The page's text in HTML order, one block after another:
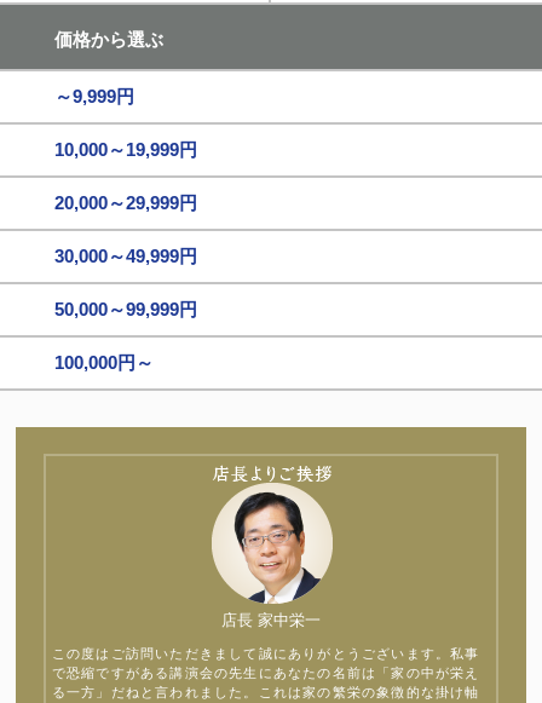
価格から選ぶ
～9,999円
10,000～19,999円
20,000～29,999円
30,000～49,999円
50,000～99,999円
100,000円～
店長 家中栄一
この度はご訪問いただきまして誠にありがとうございます。私事
で恐縮ですがある講演会の先生にあなたの名前は「家の中が栄え
る一方」だねと言われました。これは家の繁栄の象徴的な掛け軸